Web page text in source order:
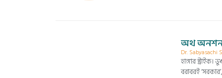
অথ
Dr. Sabyasachi
হাঙ্গার
বরাবরই